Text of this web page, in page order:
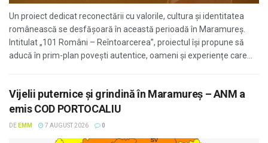
Un proiect dedicat reconectării cu valorile, cultura și identitatea
românească se desfășoară în această perioadă în Maramureș.
Intitulat „101 Români – Reîntoarcerea”, proiectul își propune să
aducă în prim-plan povești autentice, oameni și experiențe care...
Vijelii puternice și grindină în Maramureș – ANM a
emis COD PORTOCALIU
DE EMM 7 AUGUST 2026 0